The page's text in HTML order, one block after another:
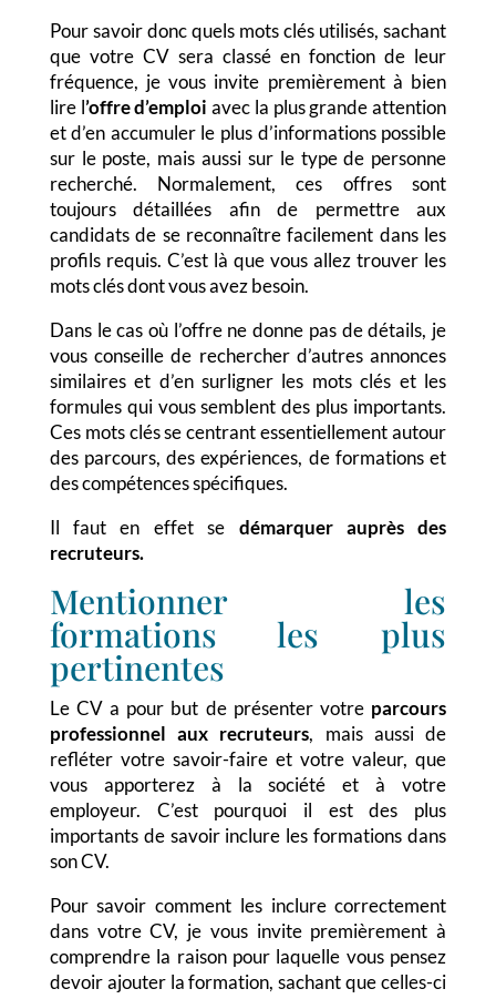
Pour savoir donc quels mots clés utilisés, sachant
que votre CV sera classé en fonction de leur
fréquence, je vous invite premièrement à bien
lire l’offre d’emploi avec la plus grande attention
et d’en accumuler le plus d’informations possible
sur le poste, mais aussi sur le type de personne
recherché. Normalement, ces offres sont
toujours détaillées afin de permettre aux
candidats de se reconnaître facilement dans les
profils requis. C’est là que vous allez trouver les
mots clés dont vous avez besoin.
Dans le cas où l’offre ne donne pas de détails, je
vous conseille de rechercher d’autres annonces
similaires et d’en surligner les mots clés et les
formules qui vous semblent des plus importants.
Ces mots clés se centrant essentiellement autour
des parcours, des expériences, de formations et
des compétences spécifiques.
Il faut en effet se démarquer auprès des
recruteurs.
Mentionner les
formations les plus
pertinentes
Le CV a pour but de présenter votre parcours
professionnel aux recruteurs, mais aussi de
refléter votre savoir-faire et votre valeur, que
vous apporterez à la société et à votre
employeur. C’est pourquoi il est des plus
importants de savoir inclure les formations dans
son CV.
Pour savoir comment les inclure correctement
dans votre CV, je vous invite premièrement à
comprendre la raison pour laquelle vous pensez
devoir ajouter la formation, sachant que celles-ci